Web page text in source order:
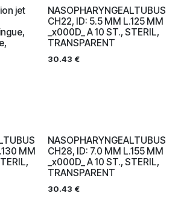
jet
NASOPHARYNGEALTUBUS
CH22, ID: 5.5 MM L.125 MM
_x000D_ A 10 ST., STERIL,
TRANSPARENT
30.43 €
MM
NASOPHARYNGEALTUBUS
CH28, ID: 7.0 MM L.155 MM
_x000D_ A 10 ST., STERIL,
TRANSPARENT
30.43 €